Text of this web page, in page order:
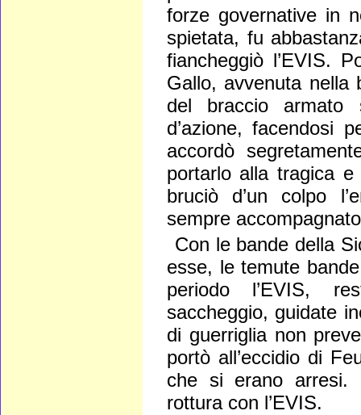
forze governative in
spietata, fu
fiancheggiò l’EVIS.
Gallo, avvenuta nella
del braccio armato
d’azione, facendosi
accordò
portarlo alla tragica
bruciò d’un colpo
sempre
Con le bande della
esse, le temute
periodo l’EVIS,
saccheggio, guidate
di guerriglia non
portò all’eccidio di
che si erano arresi.
rottura con l’EVIS.